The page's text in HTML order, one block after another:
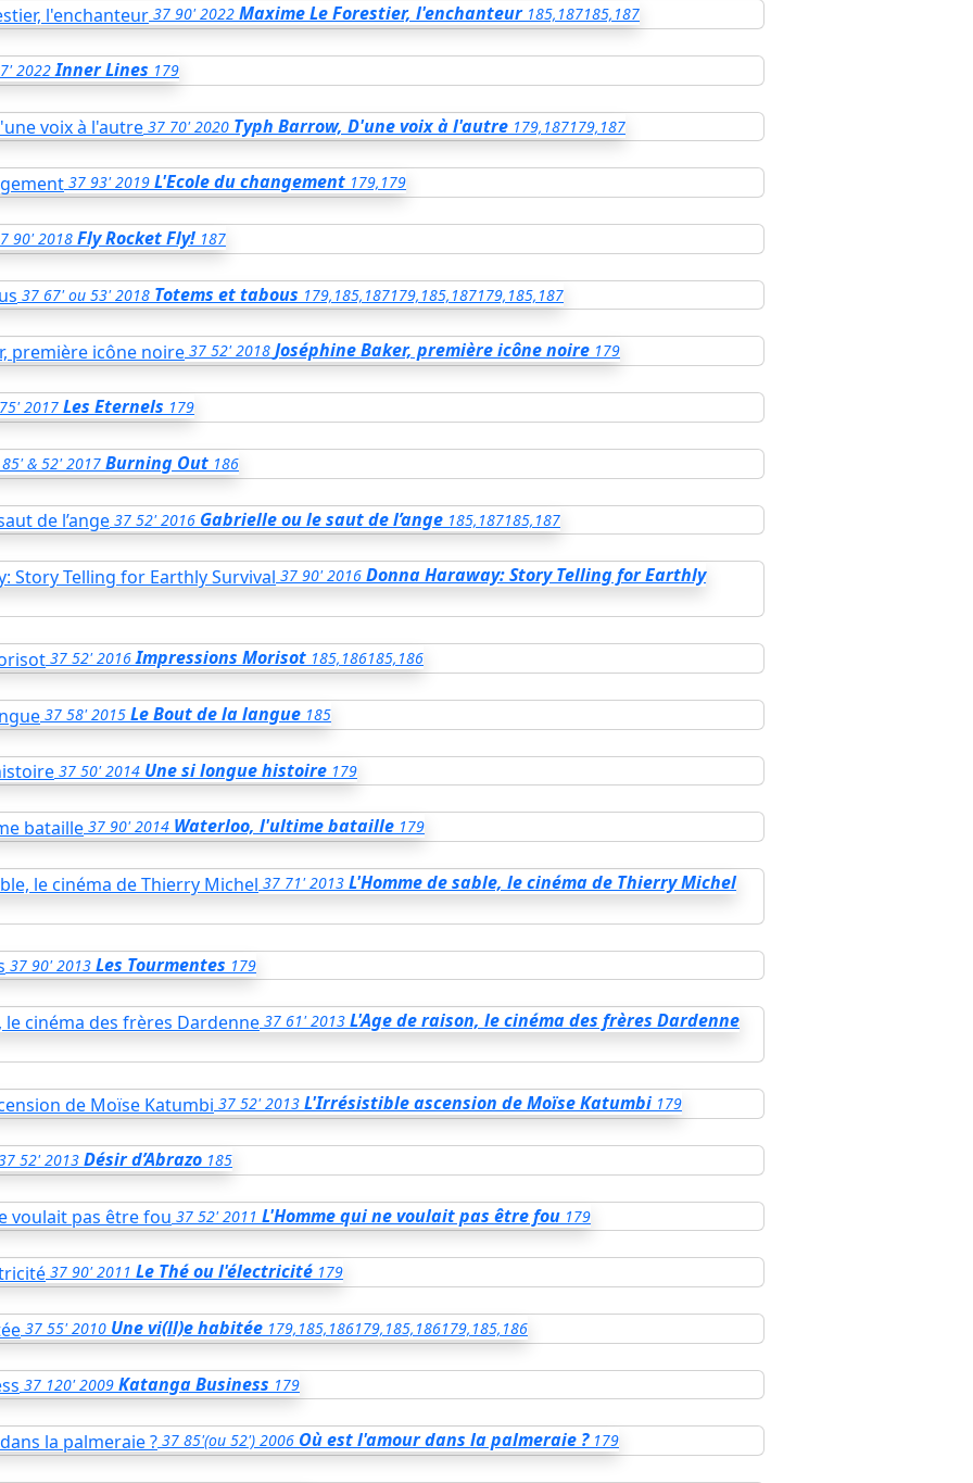
37 90' 2022 Maxime Le Forestier, l'enchanteur 185,187185,187
2022 Inner Lines 179
37 70' 2020 Typh Barrow, D'une voix à l'autre 179,187179,187
37 93' 2019 L'Ecole du changement 179,179
90' 2018 Fly Rocket Fly! 187
37 67' ou 53' 2018 Totems et tabous 179,185,187179,185,187179,185,187
37 52' 2018 Joséphine Baker, première icône noire 179
75' 2017 Les Eternels 179
85' & 52' 2017 Burning Out 186
37 52' 2016 Gabrielle ou le saut de l’ange 185,187185,187
37 90' 2016 Donna Haraway: Story Telling for Earthly
37 52' 2016 Impressions Morisot 185,186185,186
37 58' 2015 Le Bout de la langue 185
37 50' 2014 Une si longue histoire 179
37 90' 2014 Waterloo, l'ultime bataille 179
37 71' 2013 L'Homme de sable, le cinéma de Thierry Michel
37 90' 2013 Les Tourmentes 179
37 61' 2013 L'Age de raison, le cinéma des frères Dardenne
37 52' 2013 L'Irrésistible ascension de Moïse Katumbi 179
52' 2013 Désir d’Abrazo 185
37 52' 2011 L'Homme qui ne voulait pas être fou 179
37 90' 2011 Le Thé ou l'électricité 179
37 55' 2010 Une vi(ll)e habitée 179,185,186179,185,186179,185,186
37 120' 2009 Katanga Business 179
37 85'(ou 52') 2006 Où est l'amour dans la palmeraie ? 179